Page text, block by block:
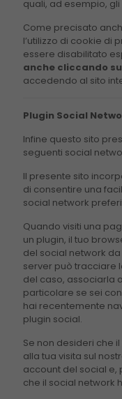
quali, ad esempio, gli
Come precisato
l’utilizzo di cookie di
essere disabilitato
anche cliccando
accedendo al sito
Plugin Social
Infine questo sito
seguenti social
Il presente sito
di consentire una
social network
Quando visiti una
un plugin, il tuo
del social network
server può tracciare
del caso, associarla
particolare se sei
hai recentemente
plugin social.
Se non desideri che
alla tua visita sul
account del social
che il social network